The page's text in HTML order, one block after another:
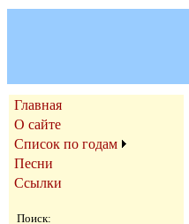
Главная
О сайте
Список по годам
Песни
Ссылки
Поиск: